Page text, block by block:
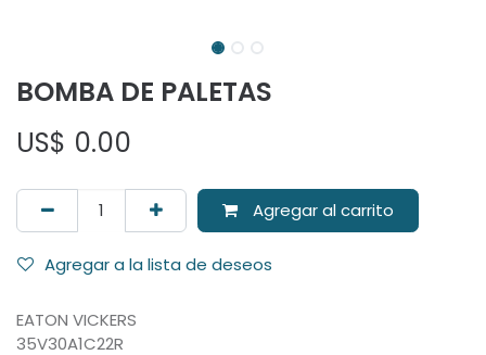
BOMBA DE PALETAS
US$ 0.00
Agregar al carrito
Agregar a la lista de deseos
EATON VICKERS
35V30A1C22R